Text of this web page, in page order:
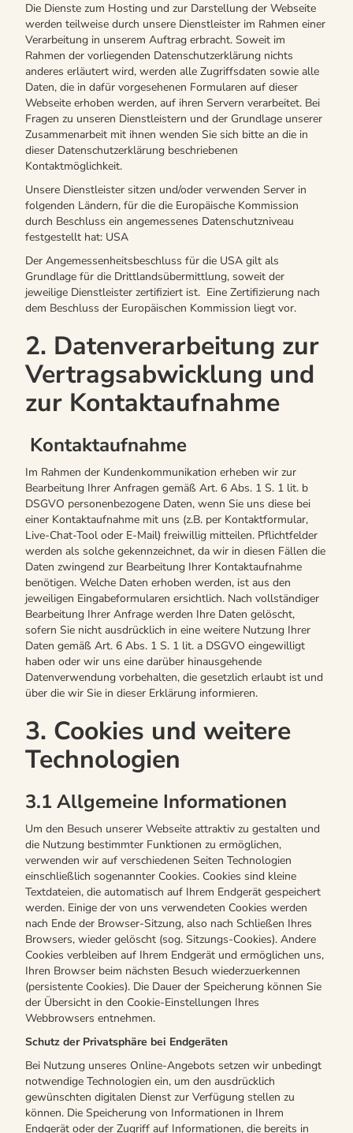
Die Dienste zum Hosting und zur Darstellung der Webseite
werden teilweise durch unsere Dienstleister im Rahmen einer
Verarbeitung in unserem Auftrag erbracht. Soweit im
Rahmen der vorliegenden Datenschutzerklärung nichts
anderes erläutert wird, werden alle Zugriffsdaten sowie alle
Daten, die in dafür vorgesehenen Formularen auf dieser
Webseite erhoben werden, auf ihren Servern verarbeitet. Bei
Fragen zu unseren Dienstleistern und der Grundlage unserer
Zusammenarbeit mit ihnen wenden Sie sich bitte an die in
dieser Datenschutzerklärung beschriebenen
Kontaktmöglichkeit.
Unsere Dienstleister sitzen und/oder verwenden Server in
folgenden Ländern, für die die Europäische Kommission
durch Beschluss ein angemessenes Datenschutzniveau
festgestellt hat: USA
Der Angemessenheitsbeschluss für die USA gilt als
Grundlage für die Drittlandsübermittlung, soweit der
jeweilige Dienstleister zertifiziert ist. Eine Zertifizierung nach
dem Beschluss der Europäischen Kommission liegt vor.
2. Datenverarbeitung zur
Vertragsabwicklung und
zur Kontaktaufnahme
Kontaktaufnahme
Im Rahmen der Kundenkommunikation erheben wir zur
Bearbeitung Ihrer Anfragen gemäß Art. 6 Abs. 1 S. 1 lit. b
DSGVO personenbezogene Daten, wenn Sie uns diese bei
einer Kontaktaufnahme mit uns (z.B. per Kontaktformular,
Live-Chat-Tool oder E-Mail) freiwillig mitteilen. Pflichtfelder
werden als solche gekennzeichnet, da wir in diesen Fällen die
Daten zwingend zur Bearbeitung Ihrer Kontaktaufnahme
benötigen. Welche Daten erhoben werden, ist aus den
jeweiligen Eingabeformularen ersichtlich. Nach vollständiger
Bearbeitung Ihrer Anfrage werden Ihre Daten gelöscht,
sofern Sie nicht ausdrücklich in eine weitere Nutzung Ihrer
Daten gemäß Art. 6 Abs. 1 S. 1 lit. a DSGVO eingewilligt
haben oder wir uns eine darüber hinausgehende
Datenverwendung vorbehalten, die gesetzlich erlaubt ist und
über die wir Sie in dieser Erklärung informieren.
3. Cookies und weitere
Technologien
3.1 Allgemeine Informationen
Um den Besuch unserer Webseite attraktiv zu gestalten und
die Nutzung bestimmter Funktionen zu ermöglichen,
verwenden wir auf verschiedenen Seiten Technologien
einschließlich sogenannter Cookies. Cookies sind kleine
Textdateien, die automatisch auf Ihrem Endgerät gespeichert
werden. Einige der von uns verwendeten Cookies werden
nach Ende der Browser-Sitzung, also nach Schließen Ihres
Browsers, wieder gelöscht (sog. Sitzungs-Cookies). Andere
Cookies verbleiben auf Ihrem Endgerät und ermöglichen uns,
Ihren Browser beim nächsten Besuch wiederzuerkennen
(persistente Cookies). Die Dauer der Speicherung können Sie
der Übersicht in den Cookie-Einstellungen Ihres
Webbrowsers entnehmen.
Schutz der Privatsphäre bei Endgeräten
Bei Nutzung unseres Online-Angebots setzen wir unbedingt
notwendige Technologien ein, um den ausdrücklich
gewünschten digitalen Dienst zur Verfügung stellen zu
können. Die Speicherung von Informationen in Ihrem
Endgerät oder der Zugriff auf Informationen, die bereits in